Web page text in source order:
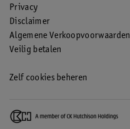
Privacy
Disclaimer
Algemene Verkoopvoorwaarden
Veilig betalen
Zelf cookies beheren